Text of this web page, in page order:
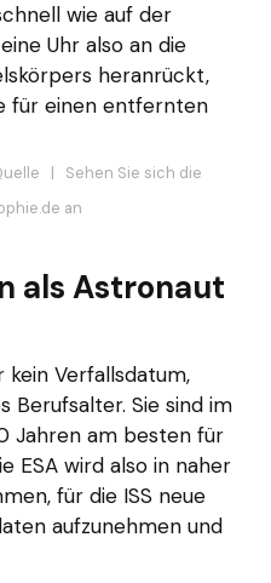
wie auf der
Uhr also an die
heranrückt,
für einen entfernten
| Sehen Sie sich die
an
als Astronaut
Verfallsdatum,
Berufsalter. Sie sind im
Jahren am besten für
ESA wird also in naher
für die ISS neue
aufzunehmen und